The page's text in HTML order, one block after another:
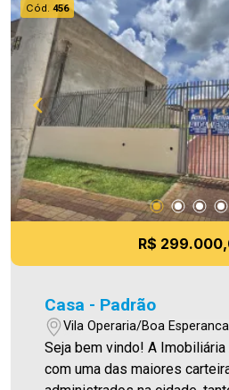
Cód. 456
R$
Casa - Padrão
Vila Operaria/Boa
Seja bem vindo! A Imobiliária Ativa conta hoje
com uma das maiores